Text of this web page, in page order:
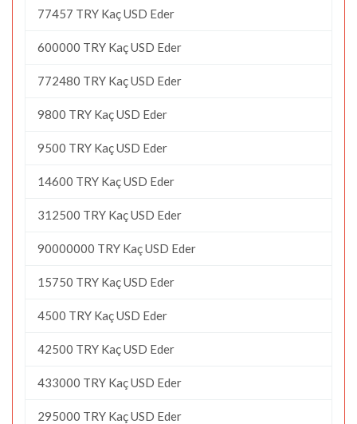
77457 TRY Kaç USD Eder
600000 TRY Kaç USD Eder
772480 TRY Kaç USD Eder
9800 TRY Kaç USD Eder
9500 TRY Kaç USD Eder
14600 TRY Kaç USD Eder
312500 TRY Kaç USD Eder
90000000 TRY Kaç USD Eder
15750 TRY Kaç USD Eder
4500 TRY Kaç USD Eder
42500 TRY Kaç USD Eder
433000 TRY Kaç USD Eder
295000 TRY Kaç USD Eder